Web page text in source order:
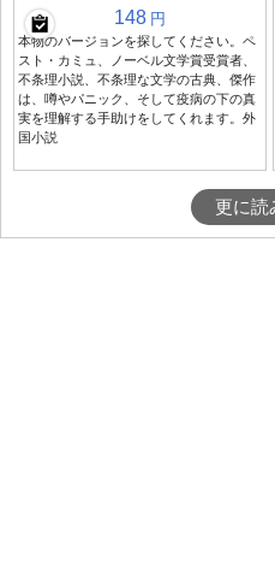
148 円
本物のバージョンを探してください。ペ
スト・カミュ、ノーベル文学賞受賞者、
不条理小説、不条理な文学の古典、傑作
は、噂やパニック、そして疫病の下の真
実を理解する手助けをしてくれます。外
国小説
更に読